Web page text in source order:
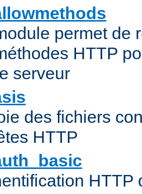
permet de
HTTP
serveur
des fichiers
HTTP
HTTP